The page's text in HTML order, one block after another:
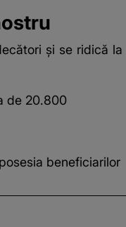
și se ridică la
de 20.800
beneficiarilor